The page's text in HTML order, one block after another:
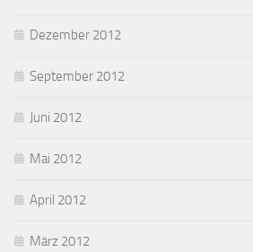
Dezember 2012
September 2012
Juni 2012
Mai 2012
April 2012
März 2012